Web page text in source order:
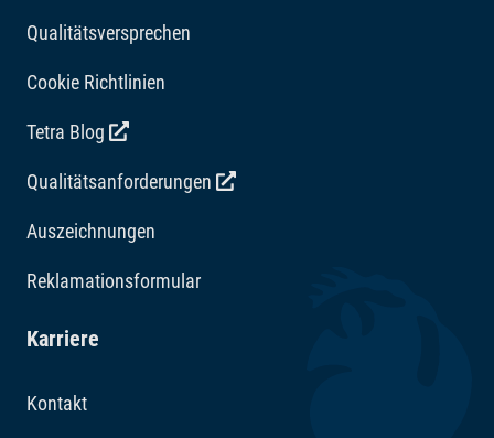
Qualitätsversprechen
Cookie Richtlinien
Tetra Blog
Qualitätsanforderungen
Auszeichnungen
Reklamationsformular
Karriere
Kontakt